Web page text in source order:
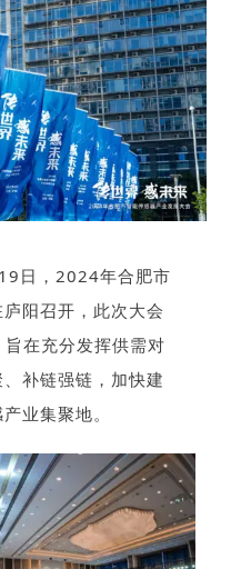
日，2024年合肥市
阳召开，此次大会
旨在充分发挥供需对
补链强链，加快建
业集聚地。